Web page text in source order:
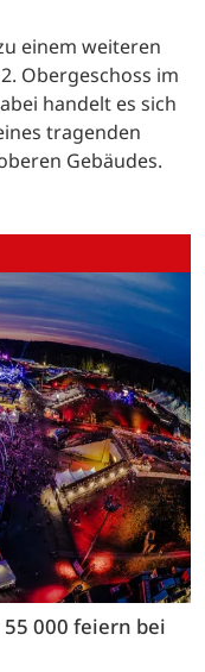
einem weiteren
Obergeschoss im
handelt es sich
tragenden
Gebäudes.
000 feiern bei